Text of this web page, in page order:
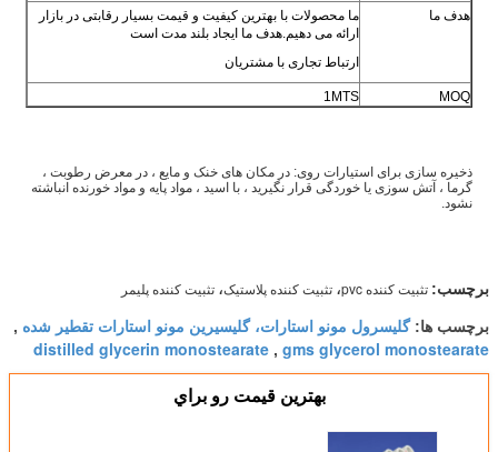
هدف ما
ما محصولات با بهترین کیفیت و قیمت بسیار رقابتی در بازار
ارائه می دهیم.هدف ما ایجاد بلند مدت است
ارتباط تجاری با مشتریان
MOQ
1MTS
ذخیره سازی برای استیارات روی: در مکان های خنک و مایع ، در معرض رطوبت ،
گرما ، آتش سوزی یا خوردگی قرار نگیرید ، با اسید ، مواد پایه و مواد خورنده انباشته
نشود.
برچسب: تثبیت کننده pvc ، تثبیت کننده پلاستیک، تثبیت کننده پلیمر
برچسب ها:گلیسرول مونو استارات، گلیسیرین مونو استارات تقطیر شده ,
gms glycerol monostearate
,
distilled glycerin monostearate
بهترين قيمت رو براي